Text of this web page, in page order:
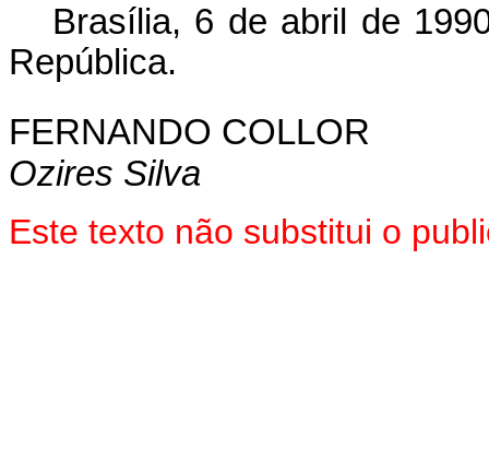
Brasília, 6 de abril de
República.
FERNANDO COLLOR
Ozires Silva
Este texto não substitui o